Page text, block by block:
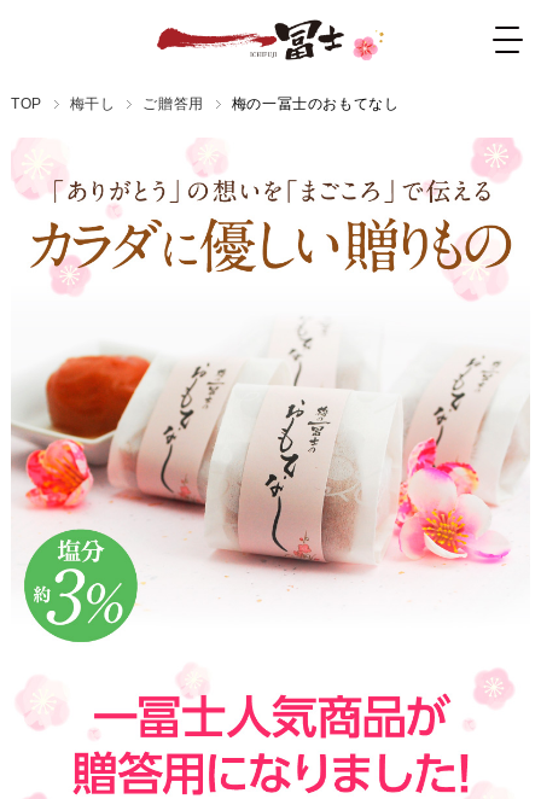
TOP 梅干し ご贈答用 梅の一冨士のおもてなし